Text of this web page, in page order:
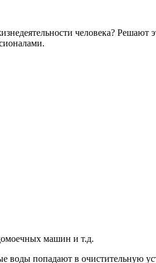
человека? Решают
машин и т.д.
воды попадают в очистительную